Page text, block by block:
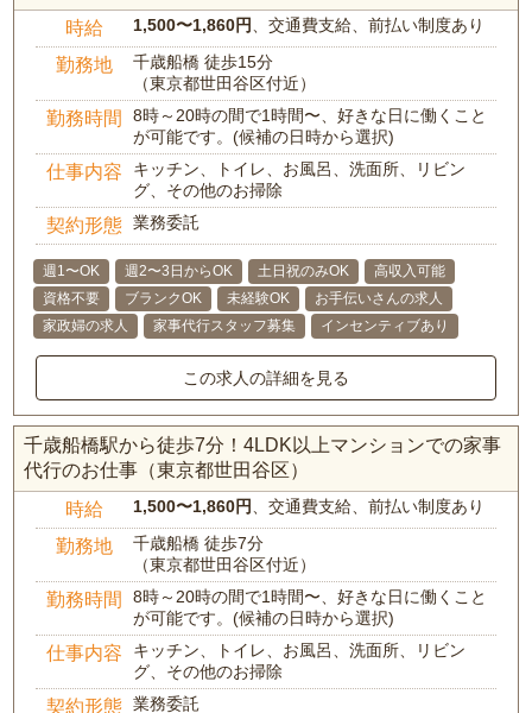
時給 1,500〜1,860円 、交通費支給、前払い制度あり
勤務地
千歳船橋 徒歩15分
（東京都世田谷区付近）
勤務時間
8時～20時の間で1時間〜、好きな日に働くこと
が可能です。(候補の日時から選択)
仕事内容
キッチン、トイレ、お風呂、洗面所、リビン
グ、その他のお掃除
契約形態 業務委託
週1〜OK 週2〜3日からOK 土日祝のみOK
高収入可能
資格不要
ブランクOK 未経験OK
お手伝いさんの求人
家政婦の求人
家事代行スタッフ募集 インセンティブあり
この求人の詳細を見る
千歳船橋駅から徒歩7分！4LDK以上マンションでの家事
代行のお仕事（東京都世田谷区）
時給 1,500〜1,860円 、交通費支給、前払い制度あり
勤務地
千歳船橋 徒歩7分
（東京都世田谷区付近）
勤務時間
8時～20時の間で1時間〜、好きな日に働くこと
が可能です。(候補の日時から選択)
仕事内容
キッチン、トイレ、お風呂、洗面所、リビン
グ、その他のお掃除
契約形態 業務委託